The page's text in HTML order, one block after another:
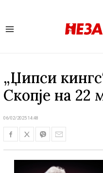
„Џипси
Скопје на 22
06/02/2025 14:48